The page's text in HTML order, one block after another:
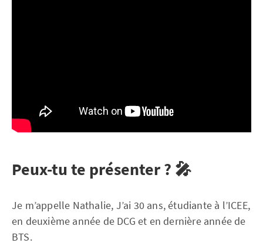
Peux-tu te présenter ? 🎤
Je m’appelle Nathalie, J’ai 30 ans, étudiante à l’ICEE,
en deuxième année de DCG et en dernière année de
BTS.